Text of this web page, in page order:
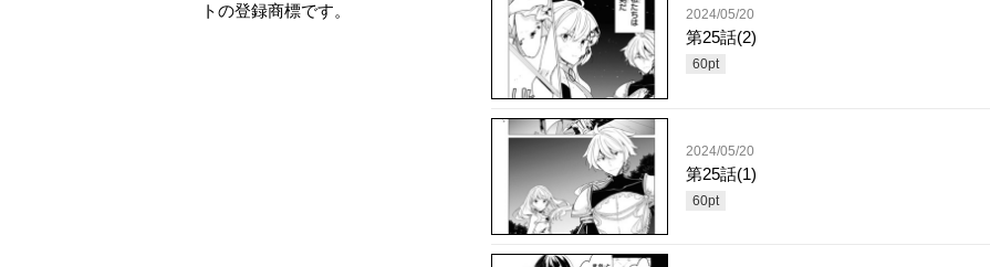
トの登録商標です。
2024/05/20
第25話(2)
60pt
2024/05/20
第25話(1)
60pt